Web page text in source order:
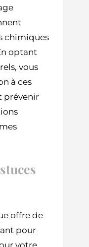
chimiques
optant
vous
à ces
prévenir
offre de
pour
votre